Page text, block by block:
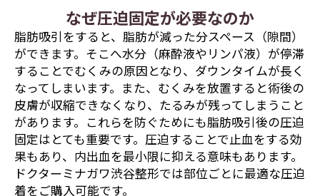
なぜ圧迫固定が必要なのか
脂肪吸引をすると、脂肪が減った分スペース（隙間）
ができます。そこへ水分（麻酔液やリンパ液）が停滞
することでむくみの原因となり、ダウンタイムが長く
なってしまいます。また、むくみを放置すると術後の
皮膚が収縮できなくなり、たるみが残ってしまうこと
があります。これらを防ぐためにも脂肪吸引後の圧迫
固定はとても重要です。圧迫することで止血をする効
果もあり、内出血を最小限に抑える意味もあります。
ドクターミナガワ渋谷整形では部位ごとに最適な圧迫
着をご購入可能です。